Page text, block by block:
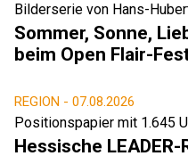
Bilderserie von Hans-
Sommer, Sonne,
beim Open Flair-
REGION - 07.08.2026
Positionspapier mit 1.645
Hessische